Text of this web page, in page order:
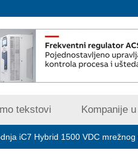
tekstovi Kompanije
1500 VDC mrežnog